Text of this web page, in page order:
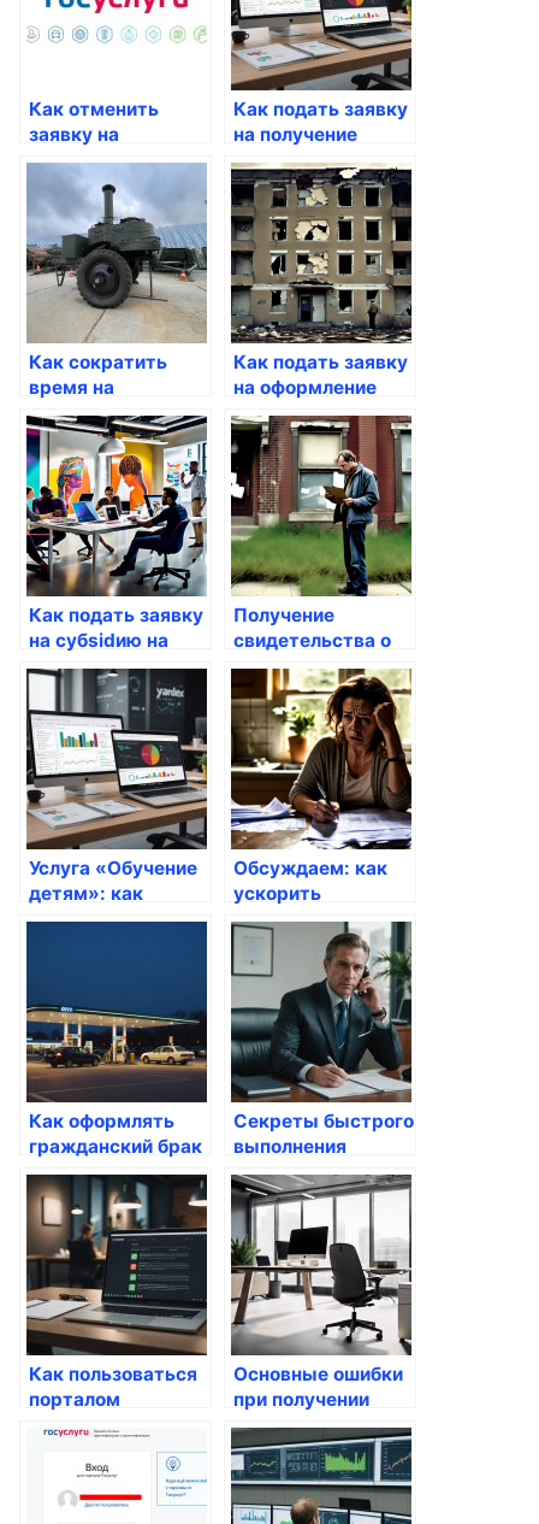
Как отменить
заявку на
получение
госуслуги
Как подать заявку
на получение
микрозайма
Как сократить
время на
получение
госуслуг
Как подать заявку
на оформление
гражданства
через Госуслуги
Как подать заявку
на субsidию на
оплату ЖКХ
Получение
свидетельства о
рождении ребенка
онлайн
Услуга «Обучение
детям»: как
подать заявку
Обсуждаем: как
ускорить
получение
госуслуг
Как оформлять
гражданский брак
через Госуслуги
Секреты быстрого
выполнения
госуслуг: на что
обратить
внимание
Как пользоваться
порталом
госуслуг:
пошаговая
инструкция
Основные ошибки
при получении
госуслуг и как их
избежать